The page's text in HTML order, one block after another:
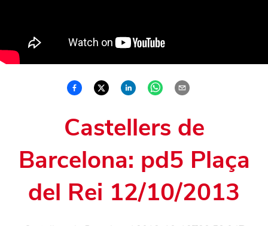
Castellers de
Barcelona: pd5 Plaça
del Rei 12/10/2013